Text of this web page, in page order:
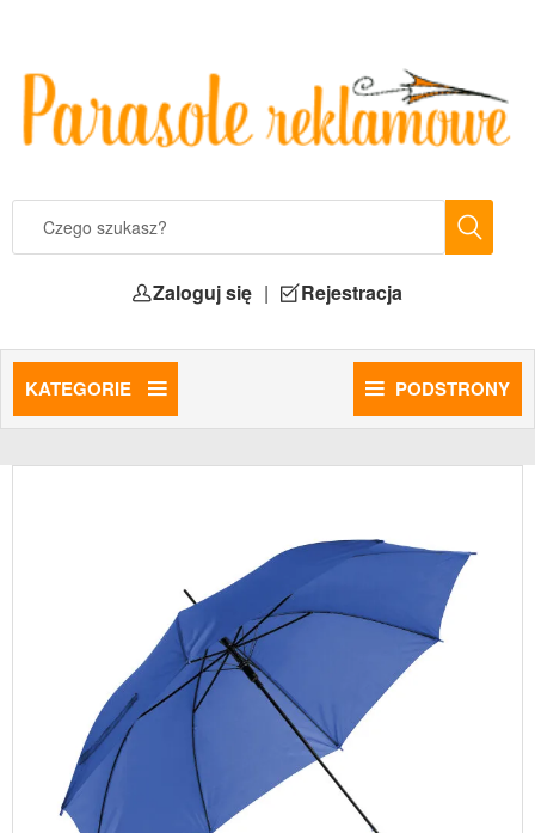
Zaloguj się | Rejestracja
KATEGORIE PODSTRONY